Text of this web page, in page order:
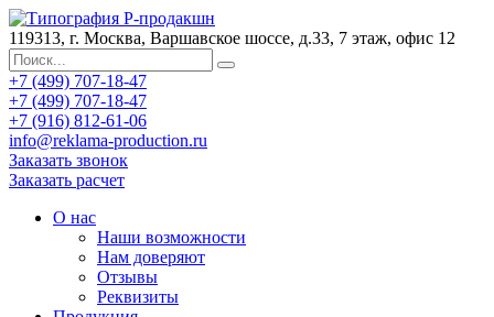
119313, г. Москва, Варшавское шоссе, д.33, 7 этаж, офис 12
+7 (499) 707-18-47
+7 (499) 707-18-47
+7 (916) 812-61-06
info@reklama-production.ru
Заказать звонок
Заказать расчет
О нас
Наши возможности
Нам доверяют
Отзывы
Реквизиты